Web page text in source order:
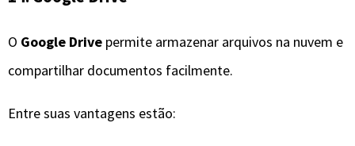
O Google Drive permite armazenar arquivos na nuvem e
compartilhar documentos facilmente.
Entre suas vantagens estão: